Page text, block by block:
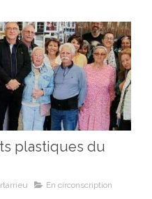
plastiques du
En circonscription